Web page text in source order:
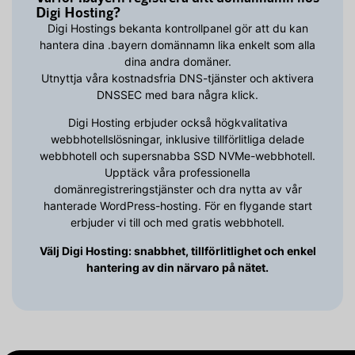
Digi Hosting?
Digi Hostings bekanta kontrollpanel gör att du kan
hantera dina .bayern domännamn lika enkelt som alla
dina andra domäner.
Utnyttja våra kostnadsfria DNS-tjänster och aktivera
DNSSEC med bara några klick.
Digi Hosting erbjuder också högkvalitativa
webbhotellslösningar, inklusive tillförlitliga delade
webbhotell och supersnabba SSD NVMe-webbhotell.
Upptäck våra professionella
domänregistreringstjänster och dra nytta av vår
hanterade WordPress-hosting. För en flygande start
erbjuder vi till och med gratis webbhotell.
Välj Digi Hosting: snabbhet, tillförlitlighet och enkel
hantering av din närvaro på nätet.